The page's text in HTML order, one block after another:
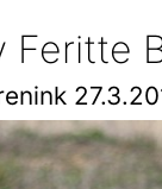
Feritte